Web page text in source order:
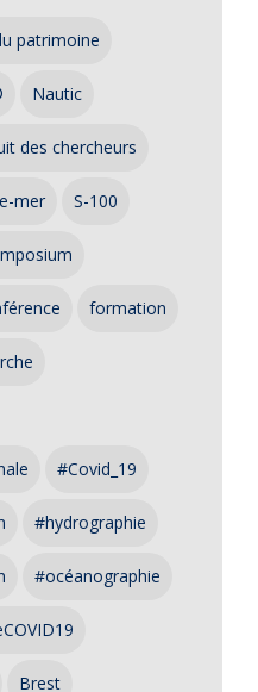
patrimoine
Nautic
des chercheurs
mer S-100
formation
#Covid_19
#hydrographie
#océanographie
Brest